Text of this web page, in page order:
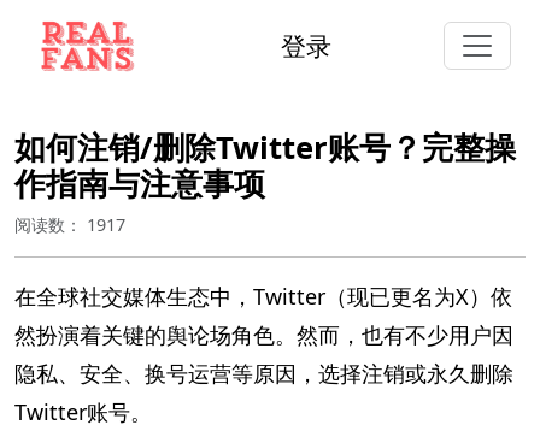
登录
如何注销/删除Twitter账号？完整操
作指南与注意事项
阅读数： 1917
在全球社交媒体生态中，Twitter（现已更名为X）依
然扮演着关键的舆论场角色。然而，也有不少用户因
隐私、安全、换号运营等原因，选择注销或永久删除
Twitter账号。